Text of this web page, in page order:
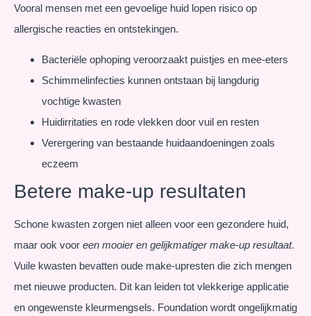
Vooral mensen met een gevoelige huid lopen risico op
allergische reacties en ontstekingen.
Bacteriële ophoping veroorzaakt puistjes en mee-eters
Schimmelinfecties kunnen ontstaan bij langdurig
vochtige kwasten
Huidirritaties en rode vlekken door vuil en resten
Verergering van bestaande huidaandoeningen zoals
eczeem
Betere make-up resultaten
Schone kwasten zorgen niet alleen voor een gezondere huid,
maar ook voor een mooier en gelijkmatiger make-up resultaat.
Vuile kwasten bevatten oude make-upresten die zich mengen
met nieuwe producten. Dit kan leiden tot vlekkerige applicatie
en ongewenste kleurmengsels. Foundation wordt ongelijkmatig